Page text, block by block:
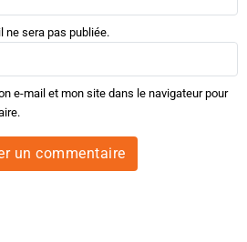
ne sera pas publiée.
e-mail et mon site dans le navigateur pour